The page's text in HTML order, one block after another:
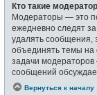
Кто такие
Модераторы — это
ежедневно следят
удалять сообщения,
объединять темы на
задачи модераторов
сообщений
Вернуться к началу